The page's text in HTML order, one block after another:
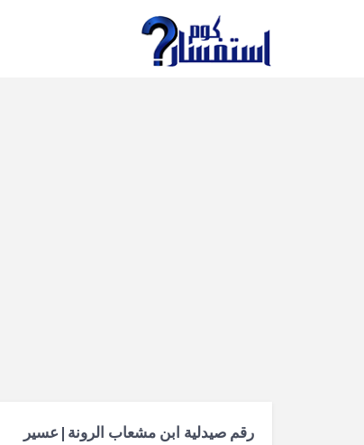
رقم صيدلية ابن مشعاب الرونة|عسير